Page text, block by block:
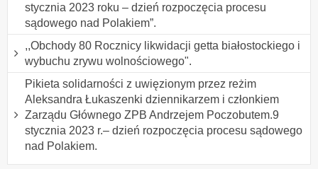
stycznia 2023 roku – dzień rozpoczęcia procesu
sądowego nad Polakiem”.
,,Obchody 80 Rocznicy likwidacji getta białostockiego i
wybuchu zrywu wolnościowego".
Pikieta solidarności z uwięzionym przez reżim
Aleksandra Łukaszenki dziennikarzem i członkiem
Zarządu Głównego ZPB Andrzejem Poczobutem.9
stycznia 2023 r.– dzień rozpoczęcia procesu sądowego
nad Polakiem.